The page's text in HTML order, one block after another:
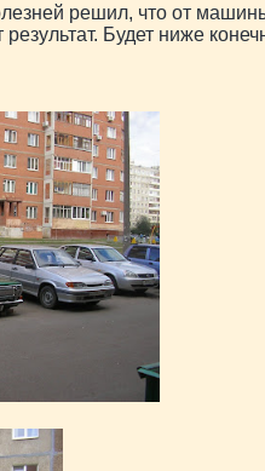
решил, что от
Будет ниже